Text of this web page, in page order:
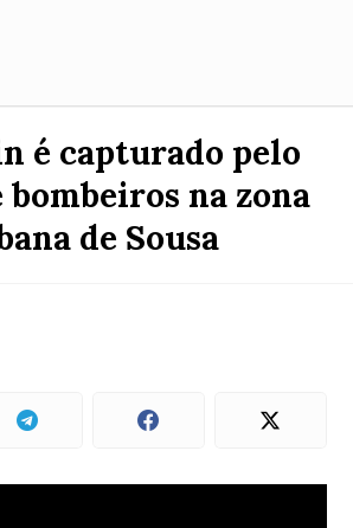
é capturado pelo
bombeiros na zona
de Sousa